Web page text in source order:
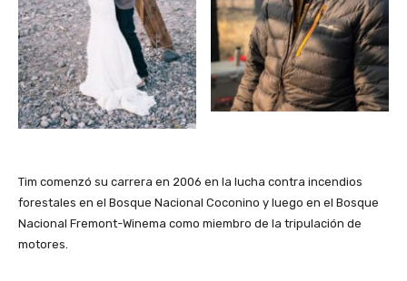
Tim comenzó su carrera en 2006 en la lucha contra incendios
forestales en el Bosque Nacional Coconino y luego en el Bosque
Nacional Fremont-Winema como miembro de la tripulación de
motores.